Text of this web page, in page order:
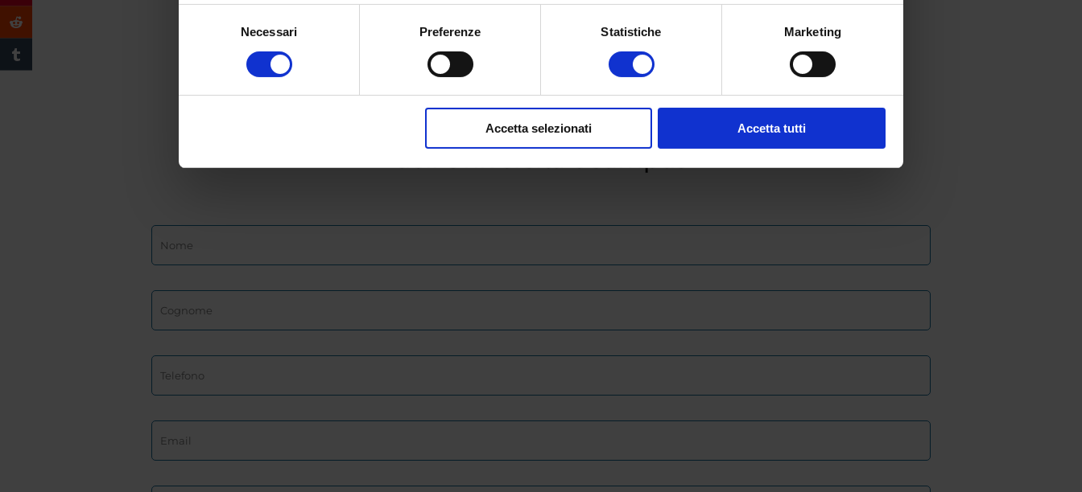
Necessari Preferenze Statistiche Marketing
Accetta selezionati Accetta tutti
Compila il form e richiedi informazioni sull’offerta formativa
dell’Università eCampus